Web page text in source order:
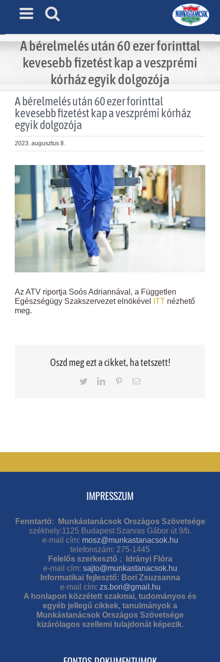
A bérelmelés után 60 ezer forinttal
kevesebb fizetést kap a veszprémi
kórház egyik dolgozója
A bérelmelés után 60 ezer forinttal
kevesebb fizetést kap a veszprémi kórház
egyik dolgozója
2023. augusztus 8.
Larger
Az ATV riportja Soós Adriannával, a Független
Egészségügy Szakszervezet elnökével
ITT nézhető
meg.
Oszd meg ezt a cikket, ha tetszett!
TwitterLinkedInPinterestEmail
IMPRESSZUM
Fenntartó: Munkástanácsok Országos Szövetsége
székhely:1125 Budapest Szarvas Gábor út 9/b.
e-mail cím: mosz@munkastanacsok.hu
telefonszám: 275-1445
Felelős szerkesztő : Idrányi Flóra
e-mail cím: sajto@munkastanacsok.hu
Informatikai fejlesztő: Bori Zsuzsanna
e-mail cím: zs.bori@gmail.hu
A honlapon közzétett szakmai, tudományos és
egyéb jellegű cikkek, tanulmányok a
Munkástanácsok Országos Szövetsége
kizárólagos szellemi tulajdonát képezik.